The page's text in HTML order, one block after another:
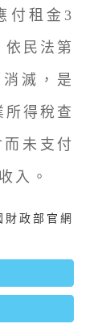
付租金3
依民法第
滅，是
得稅查
未支付
入。
政部官網